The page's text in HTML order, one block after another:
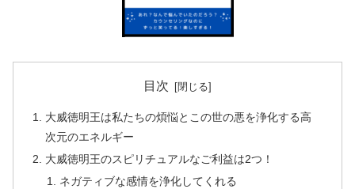
目次
大威徳明王は私たちの煩悩とこの世の悪を浄化する高
次元のエネルギー
大威徳明王のスピリチュアルなご利益は2つ！
ネガティブな感情を浄化してくれる